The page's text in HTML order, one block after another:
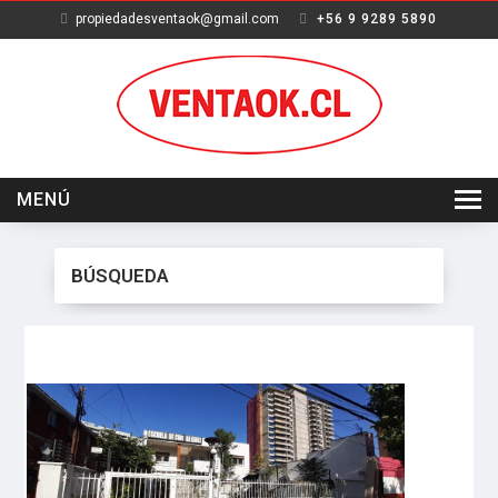
propiedadesventaok@gmail.com +56 9 9289 5890
MENÚ
NOSOTROS
CONTACTO
BÚSQUEDA